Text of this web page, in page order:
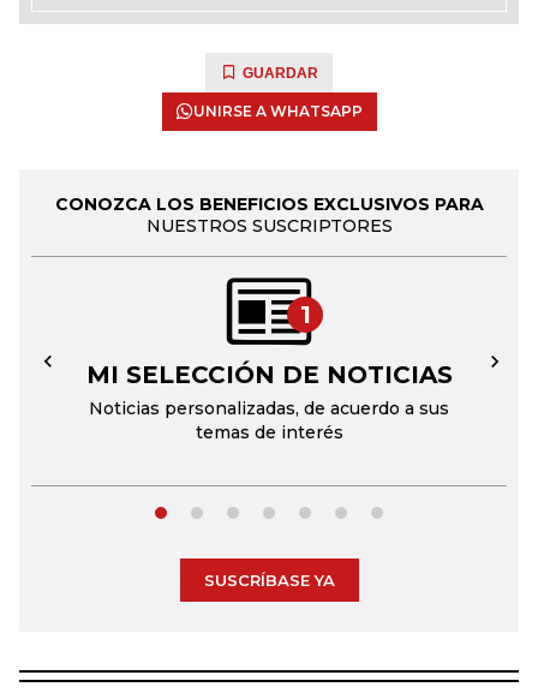
GUARDAR
UNIRSE A WHATSAPP
CONOZCA LOS BENEFICIOS EXCLUSIVOS PARA
NUESTROS SUSCRIPTORES
1
MI SELECCIÓN DE NOTICIAS
Noticias personalizadas, de acuerdo a sus
temas de interés
← →
SUSCRÍBASE YA